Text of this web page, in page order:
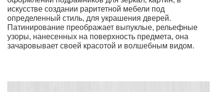
искусстве создании раритетной мебели под
определенный стиль, для украшения дверей.
Патинирование преображает выпуклые, рельефные
узоры, нанесенных на поверхность предмета, она
зачаровывает своей красотой и волшебным видом.